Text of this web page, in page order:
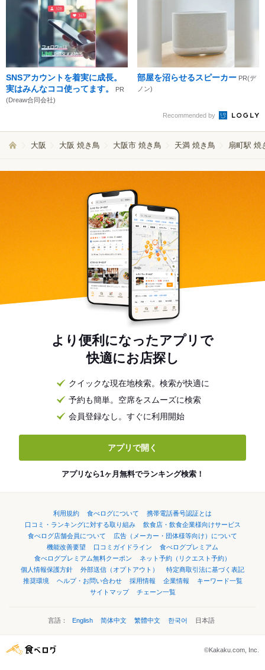
SNSアカウントを着実に成長。
実はみんなココ使ってます。
PR
(Dreaw合同会社)
部屋を沼らせるスピーカー PR(デ
ノン)
Recommended by
大阪 大阪 焼き鳥 大阪市 焼き鳥 天満 焼き鳥 扇町駅 焼
より便利になったアプリで
快適にお店探し
クイックな現在地検索。検索が快適に
予約も簡単。空席をスムーズに検索
会員登録なし。すぐに利用開始
アプリで開く
アプリなら1ヶ月無料でランキング検索！
利用規約 食べログについて
携帯電話番号認証とは
口コミ・ランキングに対する取り組み
飲食店・飲食企業様向けサービス
食べログ店舗会員について
広告（メーカー・団体様等向け）について
機能改善要望
口コミガイドライン
食べログプレミアム
食べログプレミアム無料クーポン
ネット予約（リクエスト予約）
個人情報保護方針
外部送信（オプトアウト）
特定商取引法に基づく表記
推奨環境
ヘルプ・お問い合わせ 採用情報 企業情報
キーワード一覧
サイトマップ
チェーン一覧
言語： English 简体中文 繁體中文 한국어 日本語
©Kakaku.com, Inc.